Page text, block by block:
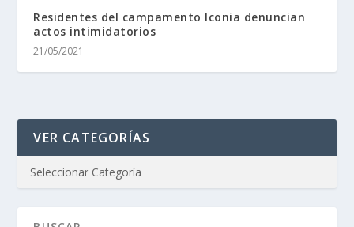
Residentes del campamento Iconia denuncian
actos intimidatorios
21/05/2021
VER CATEGORÍAS